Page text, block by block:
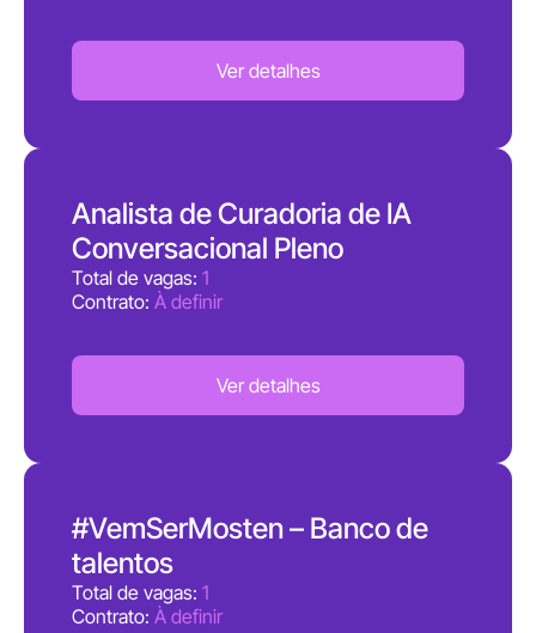
Ver detalhes
Analista de Curadoria de IA
Conversacional Pleno
Total de vagas: 1
Contrato: À definir
Ver detalhes
#VemSerMosten – Banco de
talentos
Total de vagas: 1
Contrato: À definir